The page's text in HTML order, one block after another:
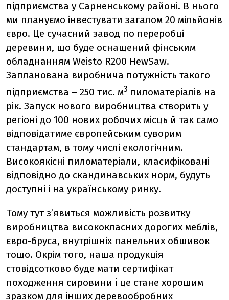
підприємства у Сарненському районі. В нього
ми плануємо інвестувати загалом 20 мільйонів
євро. Це сучасний завод по переробці
деревини, що буде оснащений фінським
обладнанням Weisto R200 HewSaw.
Запланована виробнича потужність такого
підприємства – 250 тис. м3 пиломатеріалів на
рік. Запуск нового виробництва створить у
регіоні до 100 нових робочих місць й так само
відповідатиме європейським суворим
стандартам, в тому числі екологічним.
Високоякісні пиломатеріали, класифіковані
відповідно до скандинавських норм, будуть
доступні і на українському ринку.
Тому тут з’явиться можливість розвитку
виробництва висококласних дорогих меблів,
євро-бруса, внутрішніх панельних обшивок
тощо. Окрім того, наша продукція
стовідсотково буде мати сертифікат
походження сировини і це стане хорошим
зразком для інших деревообробних